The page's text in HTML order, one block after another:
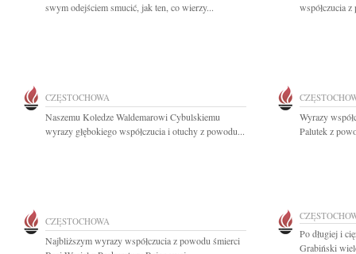
swym odejściem smucić, jak ten, co wierzy...
współczucia
CZĘSTOCHOWA
Naszemu Koledze Waldemarowi Cybulskiemu
wyrazy głębokiego współczucia i otuchy z powodu...
Wyrazy
Palutek z
CZĘSTOCHOWA
Najbliższym wyrazy współczucia z powodu śmierci
Po długiej i
Grabiński